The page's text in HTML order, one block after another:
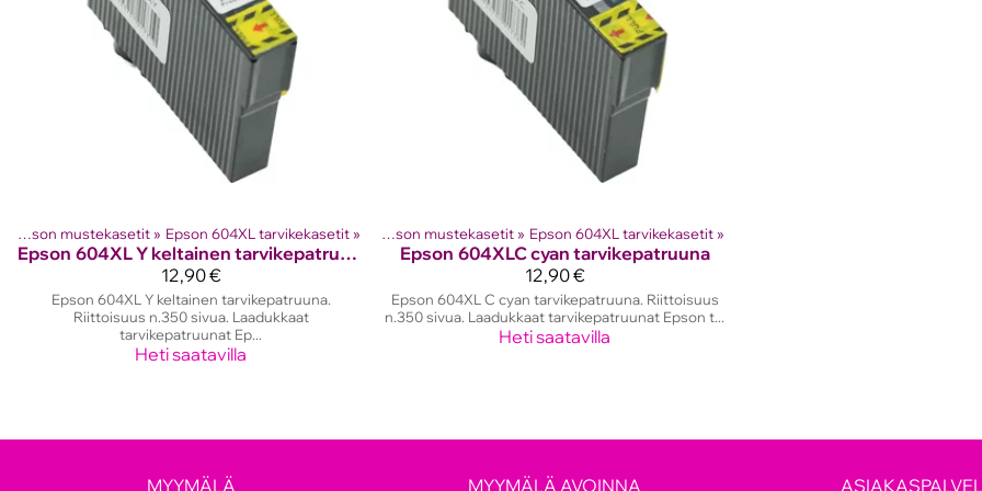
Epson mustekasetit ‪» Epson 604XL tarvikekasetit ‪»
Epson
604XL Y keltainen tarvikepatruuna
12,90 €
Epson 604XL Y keltainen tarvikepatruuna.
Riittoisuus n.350 sivua. Laadukkaat
tarvikepatruunat Ep...
Heti saatavilla
Tuotteet‪» Mustesuihkutulostinten kasetit Epson mustekasetit ‪» Epson 604XL tarvikekasetit ‪»
Epson 604XLC cyan tarvikepatruuna
12,90 €
Epson 604XL C cyan tarvikepatruuna. Riittoisuus
n.350 sivua. Laadukkaat tarvikepatruunat Epson t...
Heti saatavilla
MYYMÄLÄ MYYMÄLÄ AVOINNA